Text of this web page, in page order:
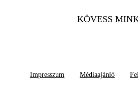
KÖVESS
Impresszum Médiaajánló